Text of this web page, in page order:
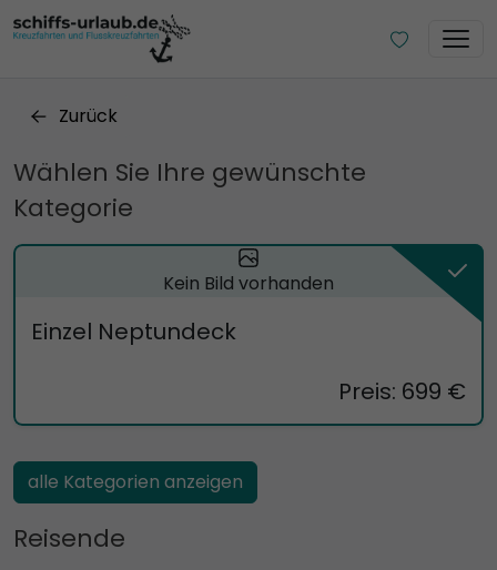
Zurück
Wählen Sie Ihre gewünschte
Kategorie
Kein Bild vorhanden
Einzel Neptundeck
Preis: 699 €
alle Kategorien anzeigen
Reisende